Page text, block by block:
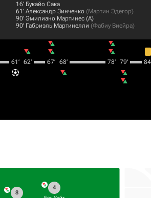
16‎’‎ Букайо Сака
61‎’‎ Александр Зинченко (Мартин Эдегор)
90‎’‎ Эмилиано Мартинес (А)
90‎’‎ Габриэль Мартинелли (Фабиу Виейра)
61‎’‎ 62‎’‎ 67‎’‎ 68‎’‎ 78‎’‎ 79‎’‎
4
8